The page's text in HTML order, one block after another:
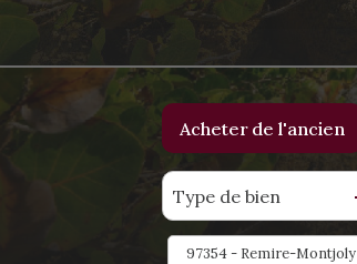
Acheter de l'ancien
De l'ancien
De l'immo pro
Type de bien
97354 - Remire-Montjoly